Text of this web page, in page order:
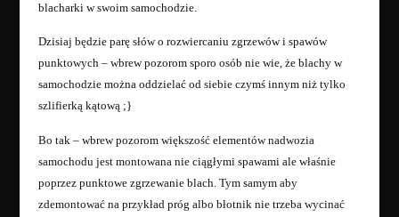
blacharki w swoim samochodzie.
Dzisiaj będzie parę słów o rozwiercaniu zgrzewów i spawów
punktowych – wbrew pozorom sporo osób nie wie, że blachy w
samochodzie można oddzielać od siebie czymś innym niż tylko
szlifierką kątową ;}
Bo tak – wbrew pozorom większość elementów nadwozia
samochodu jest montowana nie ciągłymi spawami ale właśnie
poprzez punktowe zgrzewanie blach. Tym samym aby
zdemontować na przykład próg albo błotnik nie trzeba wycinać